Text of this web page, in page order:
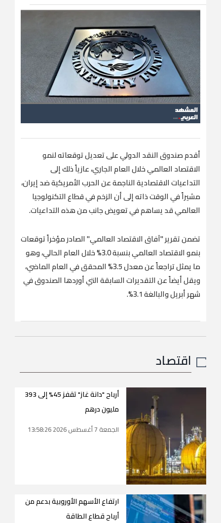
أقدم صندوق النقد الدولي على تعديل توقعاته لنمو
الاقتصاد العالمي خلال العام الجاري، عازياً ذلك إلى
التداعيات الاقتصادية الناجمة عن الحرب الأمريكية ضد إيران،
مشيراً في الوقت ذاته إلى أن الزخم في قطاع التكنولوجيا
العالمي قد يساهم في تعويض جانب من هذه التداعيات.
تضمن تقرير "آفاق الاقتصاد العالمي" الصادر مؤخراً توقعات
بنمو الاقتصاد العالمي بنسبة 3.0% خلال العام الحالي، وهو
ما يمثل تراجعاً عن معدل 3.5% المحقق في العام الماضي،
ويقل أيضاً عن التقديرات السابقة التي أوردها الصندوق في
شهر أبريل والبالغة 3.1%.
اقتصاد
أرباح "دانة غاز" تقفز 45% إلى 393
مليون درهم
الجمعة 7 أغسطس 2026 13:58:26
ارتفاع الأسهم الأوروبية بدعم من
أرباح قطاع الطاقة